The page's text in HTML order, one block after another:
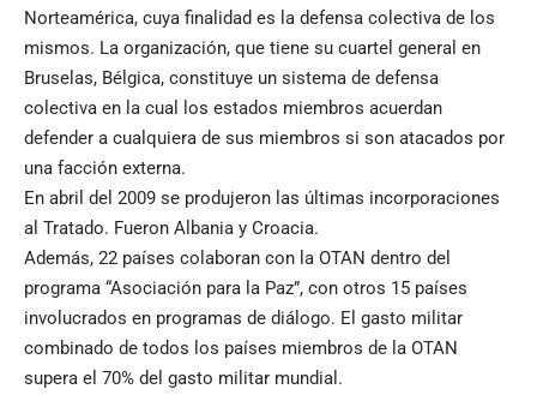
Norteamérica, cuya finalidad es la defensa colectiva de los
mismos. La organización, que tiene su cuartel general en
Bruselas, Bélgica, constituye un sistema de defensa
colectiva en la cual los estados miembros acuerdan
defender a cualquiera de sus miembros si son atacados por
una facción externa.
En abril del 2009 se produjeron las últimas incorporaciones
al Tratado. Fueron Albania y Croacia.
Además, 22 países colaboran con la OTAN dentro del
programa “Asociación para la Paz”, con otros 15 países
involucrados en programas de diálogo. El gasto militar
combinado de todos los países miembros de la OTAN
supera el 70% del gasto militar mundial.